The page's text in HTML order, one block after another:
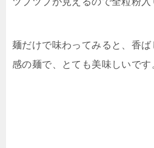
麺だけで味わってみると、香
感の麺で、とても美味しいです